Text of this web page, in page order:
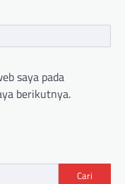
saya pada
berikutnya.
Cari